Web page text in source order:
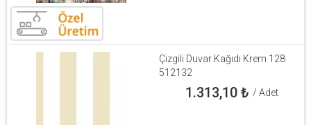
Çizgili Duvar Kağıdı Krem 128
512132
1.313,10₺ / Adet